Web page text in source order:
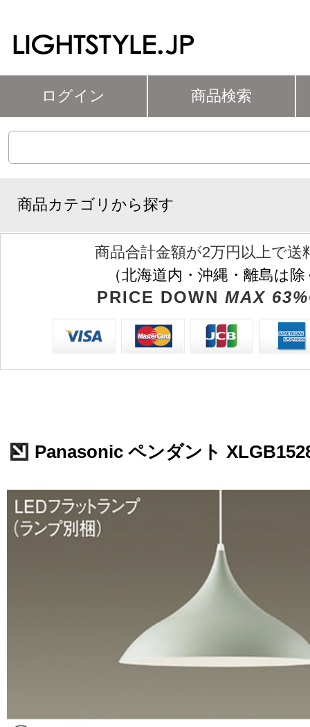
ログイン 商品検索
商品カテゴリから探す
商品合計金額が2万円以上で送
（北海道内・沖縄・離島は
PRICE DOWN MAX
Panasonic ペンダント